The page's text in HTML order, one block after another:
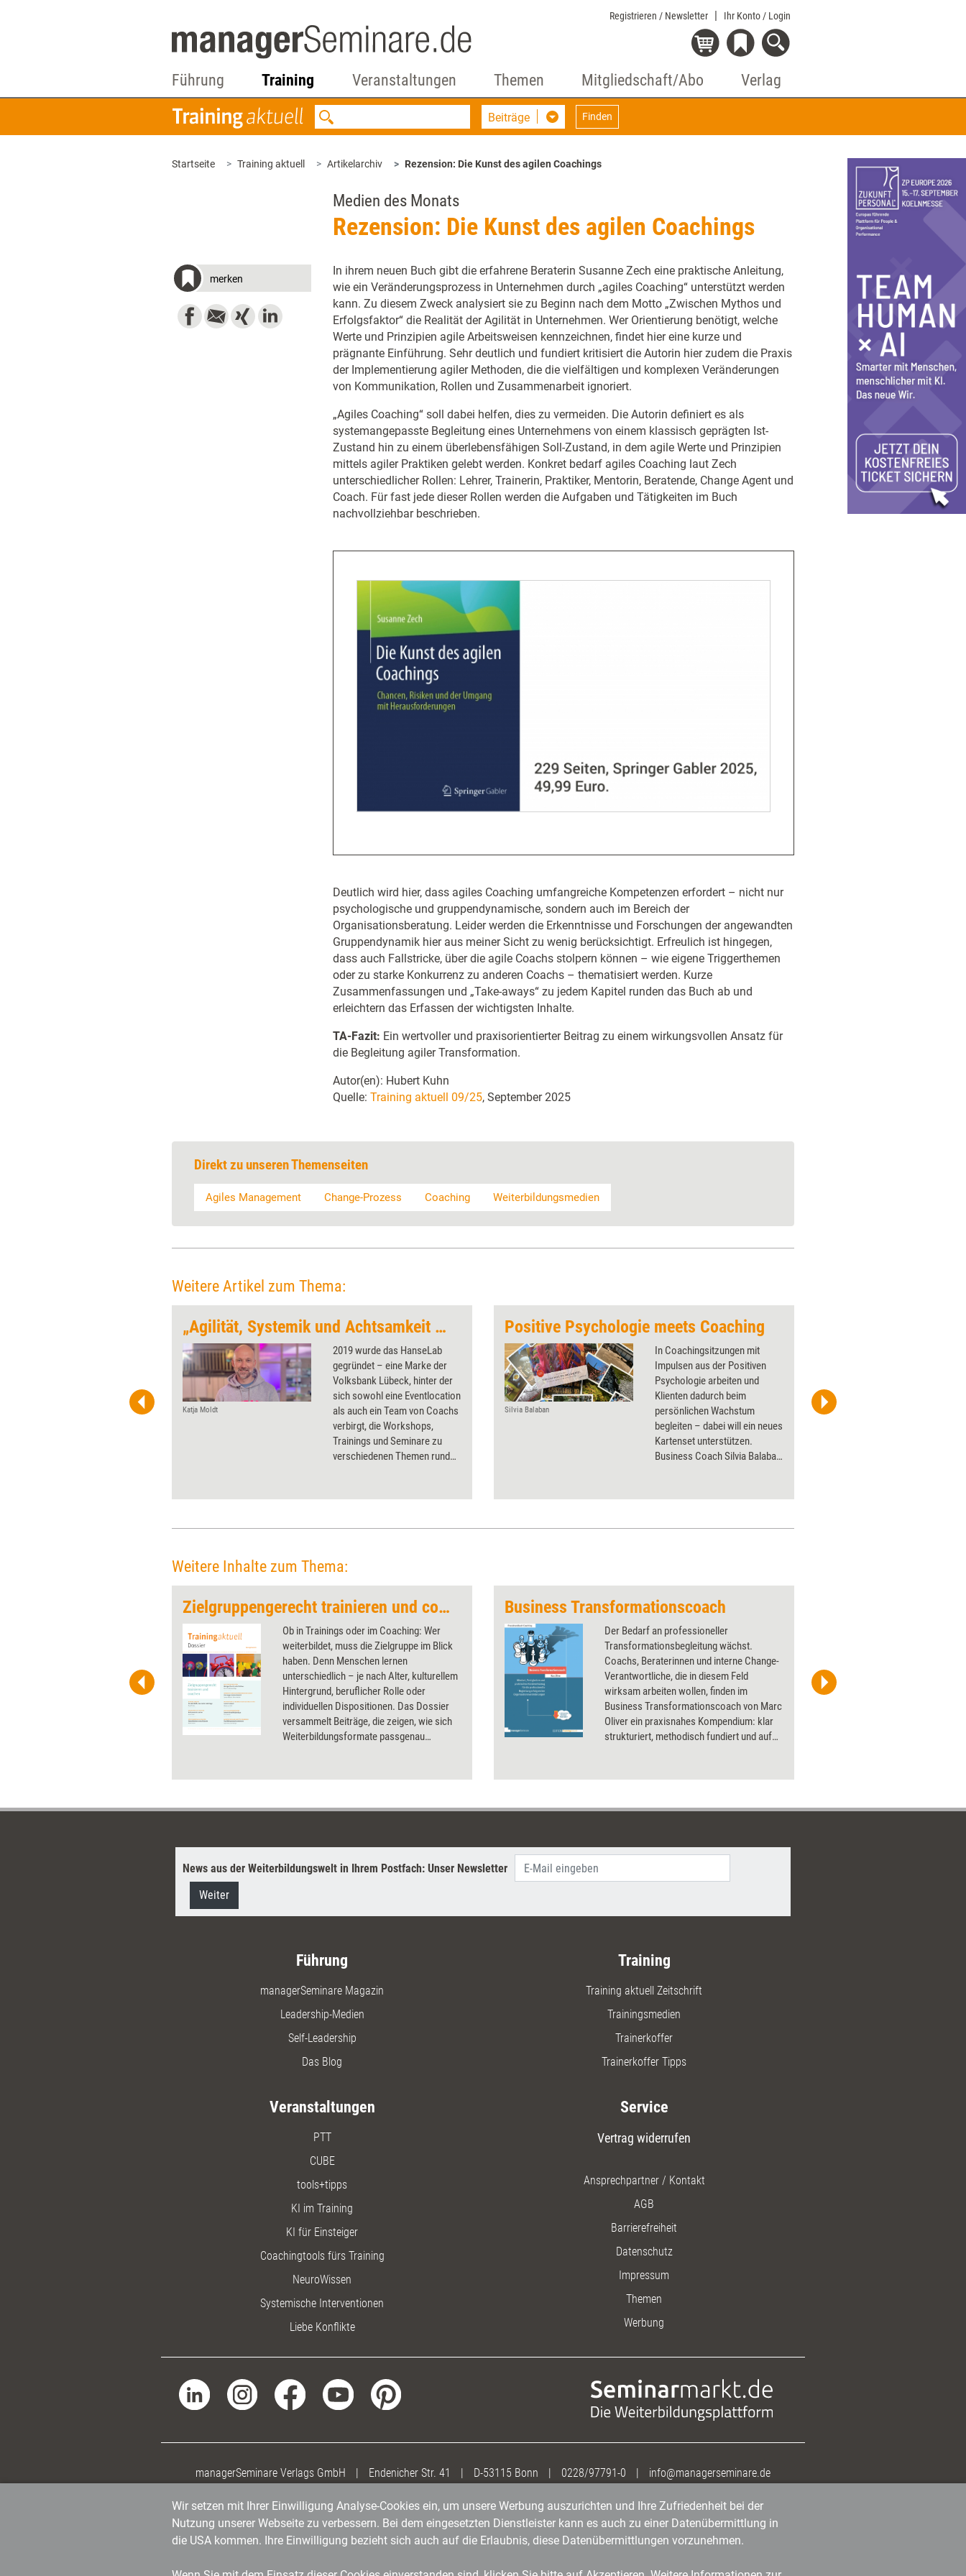
Registrieren / Newsletter Ihr Konto / Login
Führung Training Veranstaltungen Themen Mitgliedschaft/Abo Verlag
Beiträge Finden
Startseite Training aktuell Artikelarchiv Rezension: Die Kunst des agilen Coachings
Medien des Monats
Rezension: Die Kunst des agilen Coachings
merken
In ihrem neuen Buch gibt die erfahrene Beraterin Susanne Zech eine praktische Anleitung,
wie ein Veränderungsprozess in Unternehmen durch „agiles Coaching“ unterstützt werden
kann. Zu diesem Zweck analysiert sie zu Beginn nach dem Motto „Zwischen Mythos und
Erfolgsfaktor“ die Realität der Agilität in Unternehmen. Wer Orientierung benötigt, welche
Werte und Prinzipien agile Arbeitsweisen kennzeichnen, findet hier eine kurze und
prägnante Einführung. Sehr deutlich und fundiert kritisiert die Autorin hier zudem die Praxis
der Implementierung agiler Methoden, die die vielfältigen und komplexen Veränderungen
von Kommunikation, Rollen und Zusammenarbeit ignoriert.
„Agiles Coaching“ soll dabei helfen, dies zu vermeiden. Die Autorin definiert es als
systemangepasste Begleitung eines Unternehmens von einem klassisch geprägten Ist-
Zustand hin zu einem überlebensfähigen Soll-Zustand, in dem agile Werte und Prinzipien
mittels agiler Praktiken gelebt werden. Konkret bedarf agiles Coaching laut Zech
unterschiedlicher Rollen: Lehrer, Trainerin, Praktiker, Mentorin, Beratende, Change Agent und
Coach. Für fast jede dieser Rollen werden die Aufgaben und Tätigkeiten im Buch
nachvollziehbar beschrieben.
Deutlich wird hier, dass agiles Coaching umfangreiche Kompetenzen erfordert – nicht nur
psychologische und gruppendynamische, sondern auch im Bereich der
Organisationsberatung. Leider werden die Erkenntnisse und Forschungen der angewandten
Gruppendynamik hier aus meiner Sicht zu wenig berücksichtigt. Erfreulich ist hingegen,
dass auch Fallstricke, über die agile Coachs stolpern können – wie eigene Triggerthemen
oder zu starke Konkurrenz zu anderen Coachs – thematisiert werden. Kurze
Zusammenfassungen und „Take-aways“ zu jedem Kapitel runden das Buch ab und
erleichtern das Erfassen der wichtigsten Inhalte.
TA-Fazit: Ein wertvoller und praxisorientierter Beitrag zu einem wirkungsvollen Ansatz für
die Begleitung agiler Transformation.
Autor(en): Hubert Kuhn
Quelle: Training aktuell 09/25, September 2025
Direkt zu unseren Themenseiten
Agiles Management Change-Prozess Coaching Weiterbildungsmedien
Weitere Artikel zum Thema:
dar. Dabei unterstützen soll ein
„Agilität, Systemik und Achtsamkeit verbinden“
Katja Moldt
2019 wurde das HanseLab
gegründet – eine Marke der
Volksbank Lübeck, hinter der
sich sowohl eine Eventlocation
als auch ein Team von Coachs
verbirgt, die Workshops,
Trainings und Seminare zu
verschiedenen Themen rund
Training aktuell spricht
über die beste und die
der Geschichte des
Positive Psychologie meets Coaching
Silvia Balaban
In Coachingsitzungen mit
Impulsen aus der Positiven
Psychologie arbeiten und
Klienten dadurch beim
persönlichen Wachstum
begleiten – dabei will ein neues
Kartenset unterstützen.
Business Coach Silvia Balaban
iStock/Olegsnow
Weitere Inhalte zum Thema:
Zielgruppengerecht trainieren und coachen
Ob in Trainings oder im Coaching: Wer
weiterbildet, muss die Zielgruppe im Blick
haben. Denn Menschen lernen
unterschiedlich – je nach Alter, kulturellem
Hintergrund, beruflicher Rolle oder
individuellen Dispositionen. Das Dossier
versammelt Beiträge, die zeigen, wie sich
Weiterbildungsformate passgenau
Business Transformationscoach
Der Bedarf an professioneller
Transformationsbegleitung wächst.
Coachs, Beraterinnen und interne Change-
Verantwortliche, die in diesem Feld
wirksam arbeiten wollen, finden im
Business Transformationscoach von Marc
Oliver ein praxisnahes Kompendium: klar
strukturiert, methodisch fundiert und auf
Veränderungsprozesse in Unternehmen
gestalten wollen – mit dem nötigen
News aus der Weiterbildungswelt in Ihrem Postfach: Unser Newsletter
Weiter
Führung
managerSeminare Magazin
Leadership-Medien
Self-Leadership
Das Blog
Training
Training aktuell Zeitschrift
Trainingsmedien
Trainerkoffer
Trainerkoffer Tipps
Veranstaltungen
PTT
CUBE
tools+tipps
KI im Training
KI für Einsteiger
Coachingtools fürs Training
NeuroWissen
Systemische Interventionen
Liebe Konflikte
Service
Vertrag widerrufen
Ansprechpartner / Kontakt
AGB
Barrierefreiheit
Datenschutz
Impressum
Themen
Werbung
managerSeminare Verlags GmbH | Endenicher Str. 41 | D-53115 Bonn | 0228/97791-0 | info@managerseminare.de
Wir setzen mit Ihrer Einwilligung Analyse-Cookies ein, um unsere Werbung auszurichten und Ihre Zufriedenheit bei der
Nutzung unserer Webseite zu verbessern. Bei dem eingesetzten Dienstleister kann es auch zu einer Datenübermittlung in
die USA kommen. Ihre Einwilligung bezieht sich auch auf die Erlaubnis, diese Datenübermittlungen vorzunehmen.